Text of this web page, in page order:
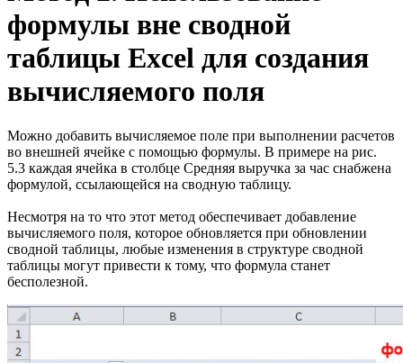
формулы вне сводной
таблицы Excel для создания
вычисляемого поля
Можно добавить вычисляемое поле при выполнении расчетов
во внешней ячейке с помощью формулы. В примере на рис.
5.3 каждая ячейка в столбце Средняя выручка за час снабжена
формулой, ссылающейся на сводную таблицу.
Несмотря на то что этот метод обеспечивает добавление
вычисляемого поля, которое обновляется при обновлении
сводной таблицы, любые изменения в структуре сводной
таблицы могут привести к тому, что формула станет
бесполезной.